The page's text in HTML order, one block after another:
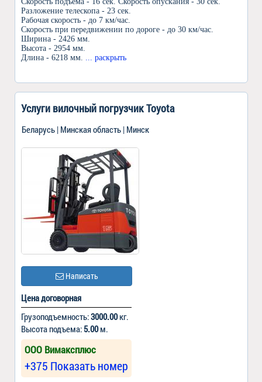
Разложение телескопа - 23 сек.
Рабочая скорость - до 7 км/час.
Скорость при передвижении по дороге - до 30 км/час.
Ширина - 2426 мм.
Высота - 2954 мм.
Длина - 6218 мм.
... раскрыть
Услуги вилочный погрузчик Toyota
Беларусь | Минская область | Минск
Написать
Цена договорная
Грузоподъемность:3000.00кг.
Высота подъема: 5.00м.
ООО Вимаксплюс
+375 Показать номер